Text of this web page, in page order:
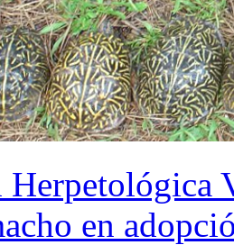
Herpetológica
en